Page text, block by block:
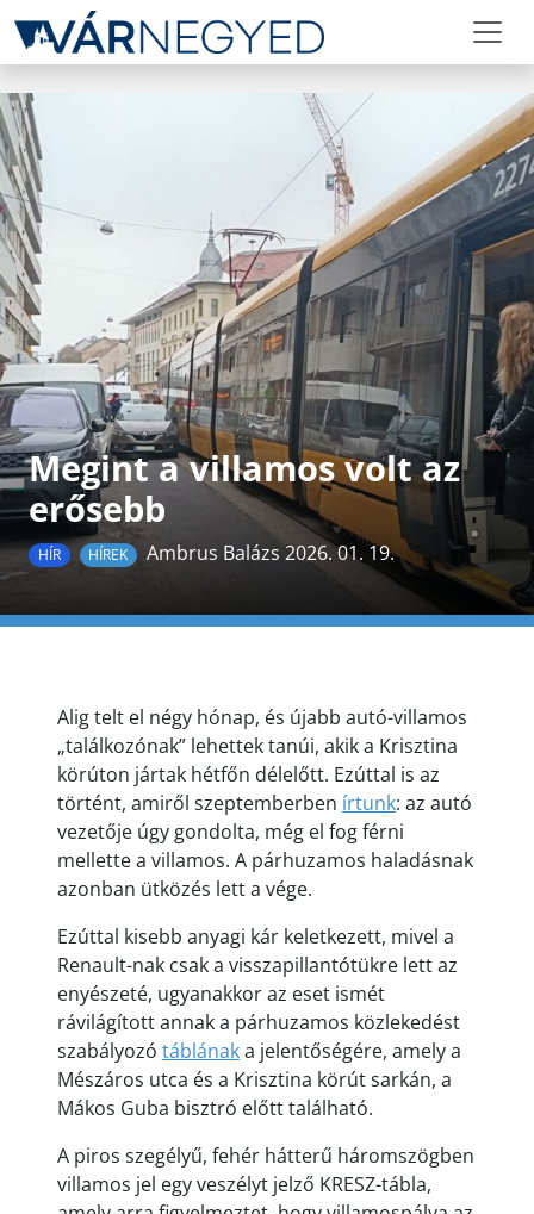
Megint a villamos volt az
erősebb
HÍR HÍREK Ambrus Balázs 2026. 01. 19.
Alig telt el négy hónap, és újabb autó-villamos
„találkozónak” lehettek tanúi, akik a Krisztina
körúton jártak hétfőn délelőtt. Ezúttal is az
történt, amiről szeptemberben írtunk: az autó
vezetője úgy gondolta, még el fog férni
mellette a villamos. A párhuzamos haladásnak
azonban ütközés lett a vége.
Ezúttal kisebb anyagi kár keletkezett, mivel a
Renault-nak csak a visszapillantótükre lett az
enyészeté, ugyanakkor az eset ismét
rávilágított annak a párhuzamos közlekedést
szabályozó táblánaka jelentőségére, amely a
Mészáros utca és a Krisztina körút sarkán, a
Mákos Guba bisztró előtt található.
A piros szegélyű, fehér hátterű háromszögben
villamos jel egy veszélyt jelző KRESZ-tábla,